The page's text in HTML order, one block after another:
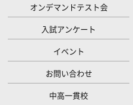
オンデマンドテスト会
入試アンケート
イベント
お問い合わせ
中高一貫校